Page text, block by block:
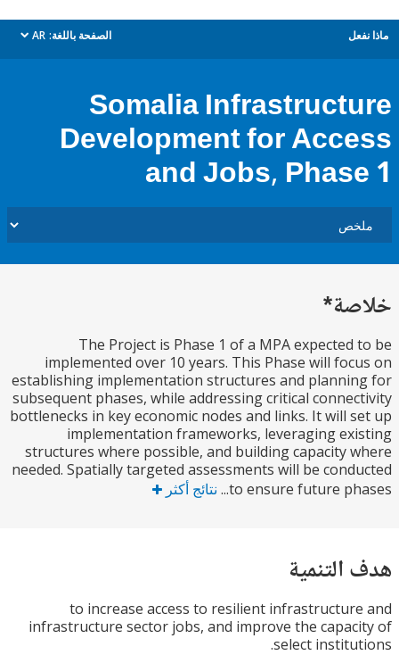
الصفحة باللغة: AR
dropdown
Somalia
Development for
and Jobs,
The Project is Phase 1 of a MPA
implemented over 10 years. This Phase will
establishing implementation structures and
subsequent phases, while addressing critical
bottlenecks in key economic nodes and links. It will
implementation frameworks, leveraging
structures where possible, and building capacity
needed. Spatially targeted assessments will be
to ensure future نتائج أكثر
to increase access to resilient
infrastructure sector jobs, and improve the
select